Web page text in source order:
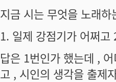
지금 시는 무엇을 노래
1. 일제 강점기가 어쩌
답은 1번인가 했는데 ,
고 , 시인의 생각을 출제